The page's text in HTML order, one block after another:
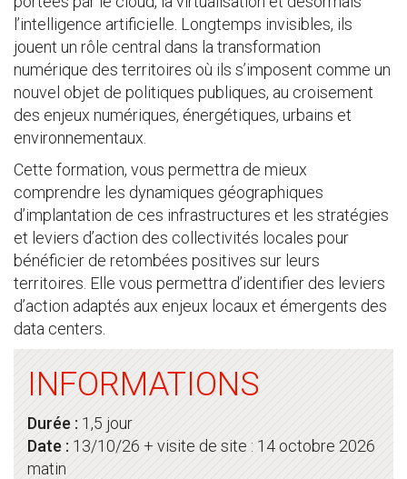
l’intelligence artificielle. Longtemps invisibles, ils
jouent un rôle central dans la transformation
numérique des territoires où ils s’imposent comme un
nouvel objet de politiques publiques, au croisement
des enjeux numériques, énergétiques, urbains et
environnementaux.
Cette formation, vous permettra de mieux
comprendre les dynamiques géographiques
d’implantation de ces infrastructures et les stratégies
et leviers d’action des collectivités locales pour
bénéficier de retombées positives sur leurs
territoires. Elle vous permettra d’identifier des leviers
d’action adaptés aux enjeux locaux et émergents des
data centers.
INFORMATIONS
Durée : 1,5 jour
Date : 13/10/26 + visite de site : 14 octobre 2026
matin